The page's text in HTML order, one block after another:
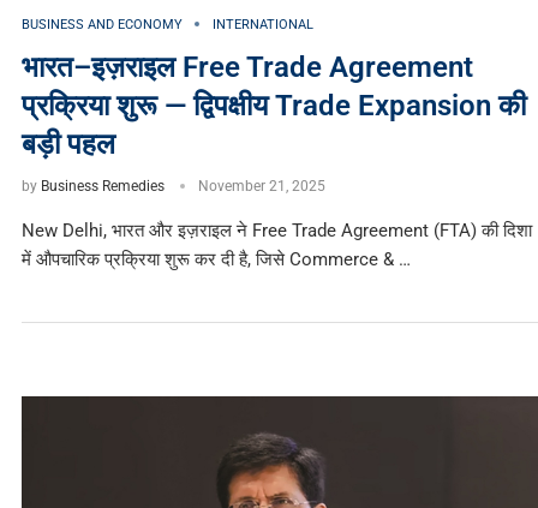
BUSINESS AND ECONOMY INTERNATIONAL
भारत–इज़राइल Free Trade Agreement
प्रक्रिया शुरू — द्विपक्षीय Trade Expansion की
बड़ी पहल
by Business Remedies November 21, 2025
New Delhi, भारत और इज़राइल ने Free Trade Agreement (FTA) की दिशा
में औपचारिक प्रक्रिया शुरू कर दी है, जिसे Commerce & …